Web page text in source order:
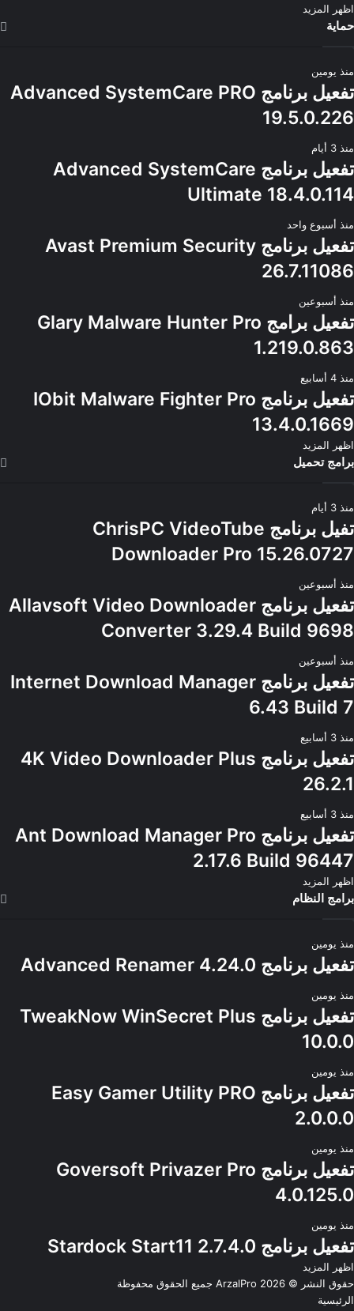
اظهر المزيد
حماية
منذ يومين
تفعيل برنامج Advanced SystemCare PRO
19.5.0.226
منذ 3 أيام
تفعيل برنامج Advanced SystemCare
Ultimate 18.4.0.114
منذ أسبوع واحد
تفعيل برنامج Avast Premium Security
26.7.11086
منذ أسبوعين
تفعيل برامج Glary Malware Hunter Pro
1.219.0.863
منذ 4 أسابيع
تفعيل برنامج IObit Malware Fighter Pro
13.4.0.1669
اظهر المزيد
برامج تحميل
منذ 3 أيام
تفيل برنامج ChrisPC VideoTube
Downloader Pro 15.26.0727
منذ أسبوعين
تفعيل برنامج Allavsoft Video Downloader
Converter 3.29.4 Build 9698
منذ أسبوعين
تفعيل برنامج Internet Download Manager
6.43 Build 7
منذ 3 أسابيع
تفعيل برنامج 4K Video Downloader Plus
26.2.1
منذ 3 أسابيع
تفعيل برنامج Ant Download Manager Pro
2.17.6 Build 96447
اظهر المزيد
برامج النظام
منذ يومين
تفعيل برنامج Advanced Renamer 4.24.0
منذ يومين
تفعيل برنامج TweakNow WinSecret Plus
10.0.0
منذ يومين
تفعيل برنامج Easy Gamer Utility PRO
2.0.0.0
منذ يومين
تفعيل برنامج Goversoft Privazer Pro
4.0.125.0
منذ يومين
تفعيل برنامج Stardock Start11 2.7.4.0
اظهر المزيد
حقوق النشر © 2026
ArzalPro جميع الحقوق محفوظة
الرئيسية